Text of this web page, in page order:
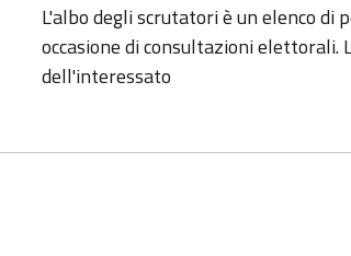
L'albo degli scrutatori è un elenco di
occasione di consultazioni elettorali.
dell'interessato